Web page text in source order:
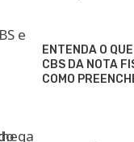
ENTENDA O
CBS DA NOTA
COMO